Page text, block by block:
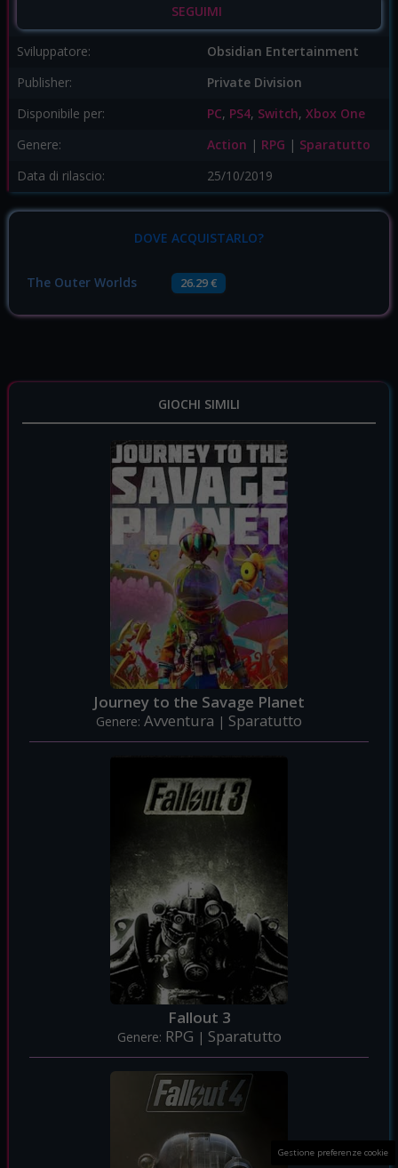
SEGUIMI
Sviluppatore:
Obsidian Entertainment
Publisher:
Private Division
Disponibile per:
PC, PS4, Switch, Xbox One
Genere:
Action | RPG | Sparatutto
Data di rilascio:
25/10/2019
DOVE ACQUISTARLO?
The Outer Worlds 26.29 €
GIOCHI SIMILI
Journey to the Savage Planet
Genere: Avventura | Sparatutto
Fallout 3
Genere: RPG | Sparatutto
Gestione preferenze cookie